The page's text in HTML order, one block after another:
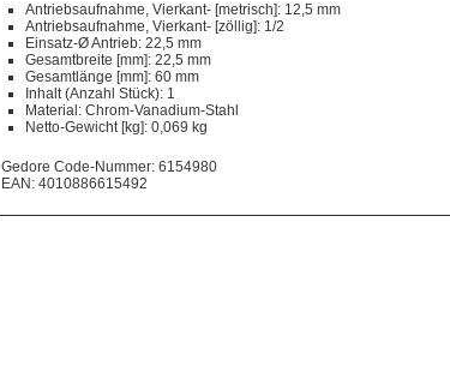
Antriebsaufnahme, Vierkant- [metrisch]: 12,5 mm
Antriebsaufnahme, Vierkant- [zöllig]: 1/2
Einsatz-Ø Antrieb: 22,5 mm
Gesamtbreite [mm]: 22,5 mm
Gesamtlänge [mm]: 60 mm
Inhalt (Anzahl Stück): 1
Material: Chrom-Vanadium-Stahl
Netto-Gewicht [kg]: 0,069 kg
Gedore Code-Nummer: 6154980
EAN: 4010886615492